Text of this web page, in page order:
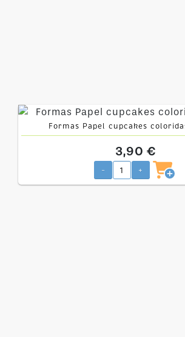
Formas Papel cupcakes
3,90 €
- +